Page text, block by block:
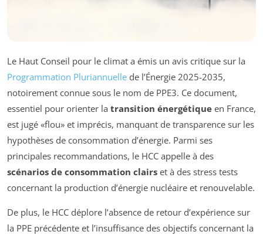
Le Haut Conseil pour le climat a émis un avis critique sur la
Programmation Pluriannuelle de l’Énergie 2025-2035,
notoirement connue sous le nom de PPE3. Ce document,
essentiel pour orienter la transition énergétique en France,
est jugé «flou» et imprécis, manquant de transparence sur les
hypothèses de consommation d’énergie. Parmi ses
principales recommandations, le HCC appelle à des
scénarios de consommation clairs et à des stress tests
concernant la production d’énergie nucléaire et renouvelable.
De plus, le HCC déplore l’absence de retour d’expérience sur
la PPE précédente et l’insuffisance des objectifs concernant la